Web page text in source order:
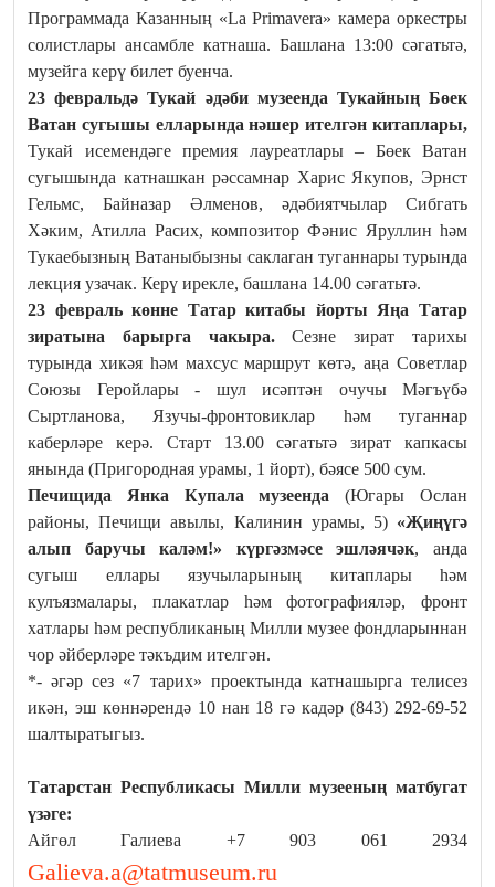
Программада Казанның «La Primavera» камера оркестры
солистлары ансамбле катнаша. Башлана 13:00 сәгатьтә,
музейга керү билет буенча.
23 февральдә Тукай әдәби музеенда Тукайның Бөек
Ватан сугышы елларында нәшер ителгән китаплары,
Тукай исемендәге премия лауреатлары – Бөек Ватан
сугышында катнашкан рәссамнар Харис Якупов, Эрнст
Гельмс, Байназар Әлменов, әдәбиятчылар Сибгать
Хәким, Атилла Расих, композитор Фәнис Яруллин һәм
Тукаебызның Ватаныбызны саклаган туганнары турында
лекция узачак. Керү ирекле, башлана 14.00 сәгатьтә.
23 февраль көнне Татар китабы йорты Яңа Татар
зиратына барырга чакыра.Сезне зират тарихы
турында хикәя һәм махсус маршрут көтә, аңа Советлар
Союзы Геройлары - шул исәптән очучы Мәгъүбә
Сыртланова, Язучы-фронтовиклар һәм туганнар
каберләре керә. Старт 13.00 сәгатьтә зират капкасы
янында (Пригородная урамы, 1 йорт), бәясе 500 сум.
Печищида Янка Купала музеенда (Югары Ослан
районы, Печищи авылы, Калинин урамы, 5) «Җиңүгә
алып баручы каләм!» күргәзмәсе эшләячәк, анда
сугыш еллары язучыларының китаплары һәм
кулъязмалары, плакатлар һәм фотографияләр, фронт
хатлары һәм республиканың Милли музее фондларыннан
чор әйберләре тәкъдим ителгән.
*- әгәр сез «7 тарих» проектында катнашырга телисез
икән, эш көннәрендә 10 нан 18 гә кадәр (843) 292-69-52
шалтыратыгыз.
Татарстан Республикасы Милли музееның матбугат
үзәге:
Айгөл Галиева +7 903 061 2934
Galieva.a@tatmuseum.ru